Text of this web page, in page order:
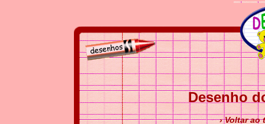
Desenho
› Voltar ao